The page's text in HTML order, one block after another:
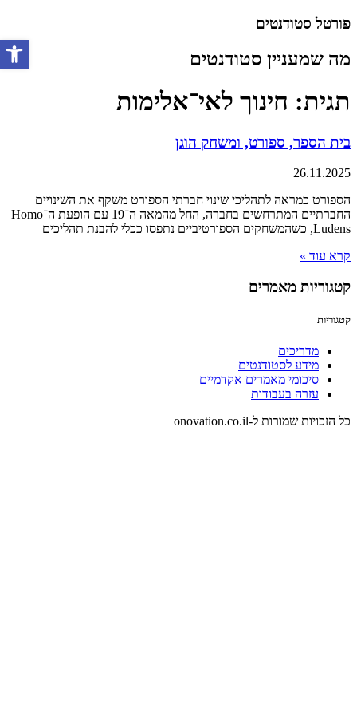
דלג
פורטל סטודנטים
מה שמעניין סטודנטים
תגית: חינוך לאי־אלימות
בית הספר, ספורט, ומשחק הוגן
26.11.2025
הספורט כמראה לתהליכי שינוי חברתי הספורט משקף את השינויים
החברתיים המתרחשים בחברה, החל מהמאה ה־19 עם הופעת ה־Homo
Ludens, כשהמשחקים הספורטיביים נתפסו ככלי להבנת תהליכים
קרא עוד »
קטגוריות מאמרים
קטגוריות
מדריכים
מידע לסטודנטים
סיכומי מאמרים אקדמיים
עזרה בעבודות
כל הזכויות שמורות ל-onovation.co.il
פתח